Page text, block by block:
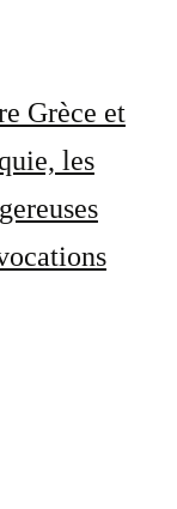
Grèce et
les